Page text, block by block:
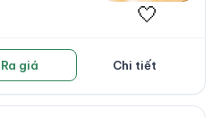
🤍
Ra giá Chi tiết